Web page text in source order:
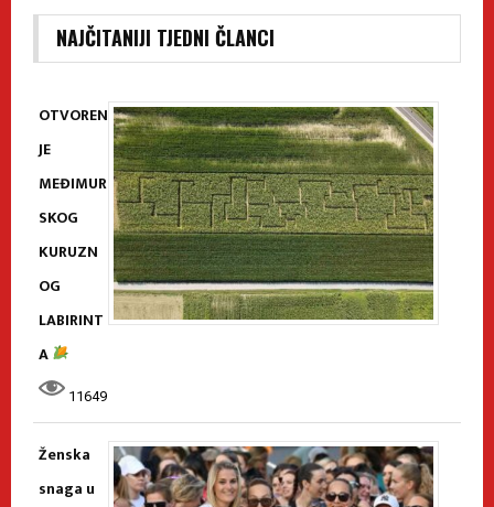
NAJČITANIJI TJEDNI ČLANCI
OTVOREN
JE
MEĐIMUR
SKOG
KURUZN
OG
LABIRINT
A
11649
Ženska
snaga u